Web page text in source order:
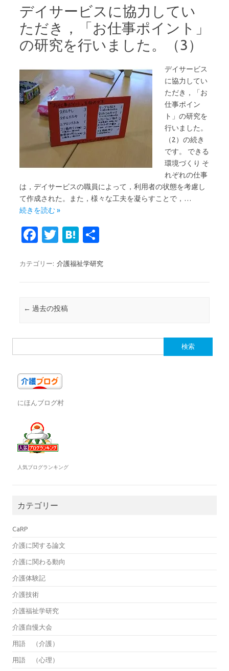
o
o
k
r a
デイサービスに協力してい
ただき，「お仕事ポイント」
の研究を行いました。（3）
デイサービス
に協力してい
ただき，「お
仕事ポイン
ト」の研究を
行いました。
（2）の続き
です。 できる
環境づくり そ
れぞれの仕事
は，デイサービスの職員によって，利用者の状態を考慮し
て作成された。また，様々な工夫を凝らすことで，…
続きを読む »
Fa
e
o
o
T
it
H
e
カテゴリー: 介護福祉学研究
投稿ナビゲーション
← 過去の投稿
索:
にほんブログ村
人気ブログランキング
カテゴリー
CaRP
介護に関する論文
介護に関わる動向
介護体験記
介護技術
介護福祉学研究
介護自慢大会
用語 （介護）
用語 （心理）